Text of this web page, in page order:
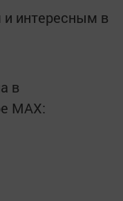
интересным в
в
MАХ: